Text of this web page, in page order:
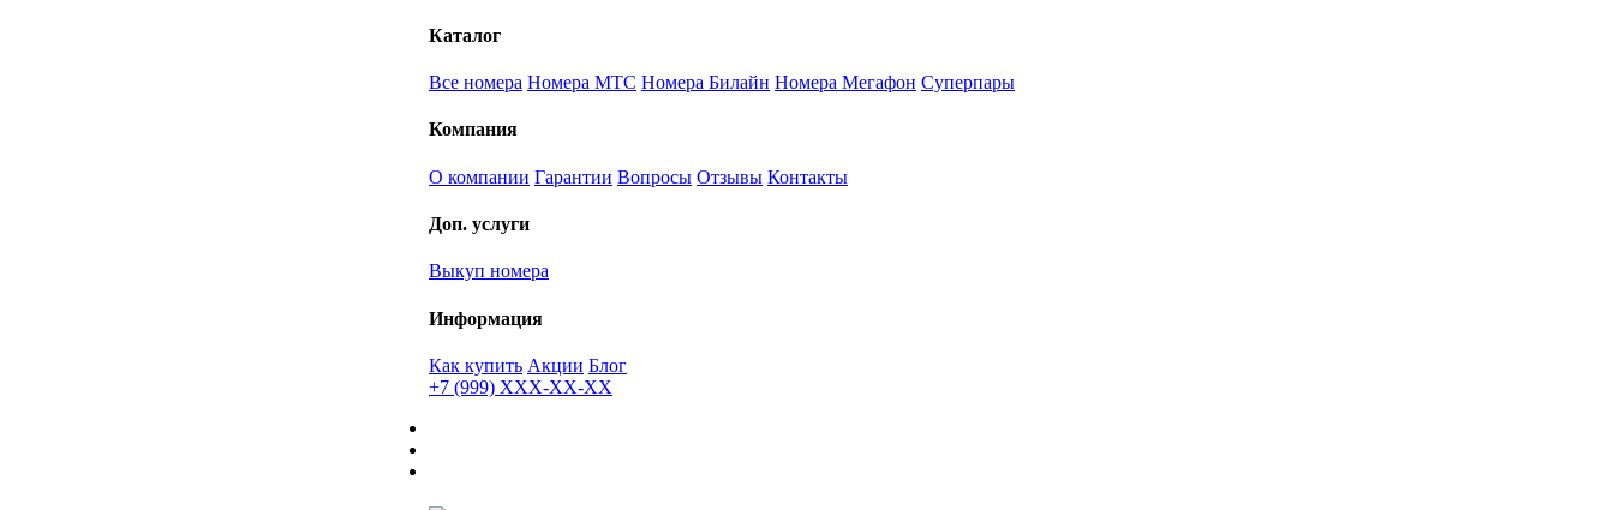
Каталог
Все номера Номера МТС Номера Билайн Номера Мегафон Суперпары
Компания
О компании Гарантии Вопросы Отзывы Контакты
Доп. услуги
Выкуп номера
Информация
Как купить Акции Блог
+7 (999) XXX-XX-XX